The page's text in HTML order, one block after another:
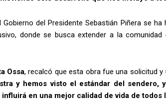
Gobierno del Presidente Sebastián Piñera se
donde se busca extender a la
Ossa, recalcó que esta obra fue una solicitud
y hemos visto el estándar del sendero,
en una mejor calidad de vida de todos